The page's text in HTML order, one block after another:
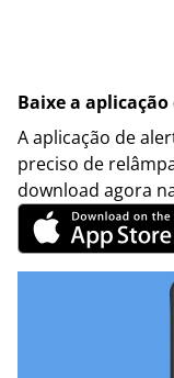
Baixe a
A aplicação de
preciso de
download agora